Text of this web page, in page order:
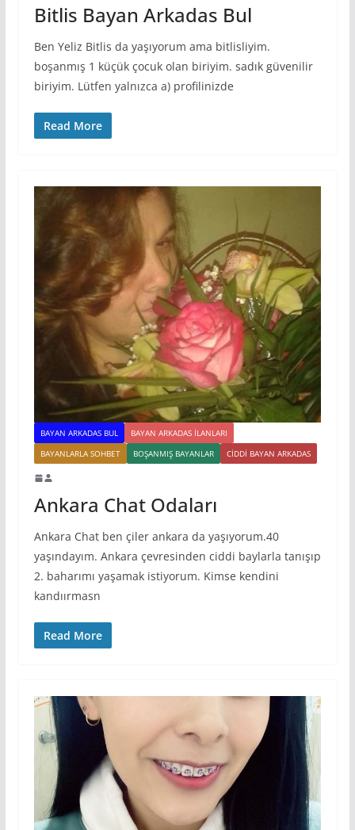
Bitlis Bayan Arkadas Bul
Ben Yeliz Bitlis da yaşıyorum ama bitlisliyim.
boşanmış 1 küçük çocuk olan biriyim. sadık güvenilir
biriyim. Lütfen yalnızca a) profilinizde
Read More
BAYAN ARKADAS BUL
BAYAN ARKADAS ILANLARI
BAYANLARLA SOHBET
BOŞANMIŞ BAYANLAR CIDDI BAYAN ARKADAS
Ankara Chat Odaları
Ankara Chat ben çiler ankara da yaşıyorum.40
yaşındayım. Ankara çevresinden ciddi baylarla tanışıp
2. baharımı yaşamak istiyorum. Kimse kendini
kandıırmasn
Read More